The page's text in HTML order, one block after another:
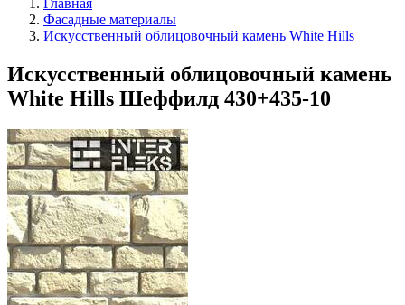
Фасадные материалы
Искусственный облицовочный камень White Hills
Искусственный облицовочный камень
White Hills Шеффилд 430+435-10